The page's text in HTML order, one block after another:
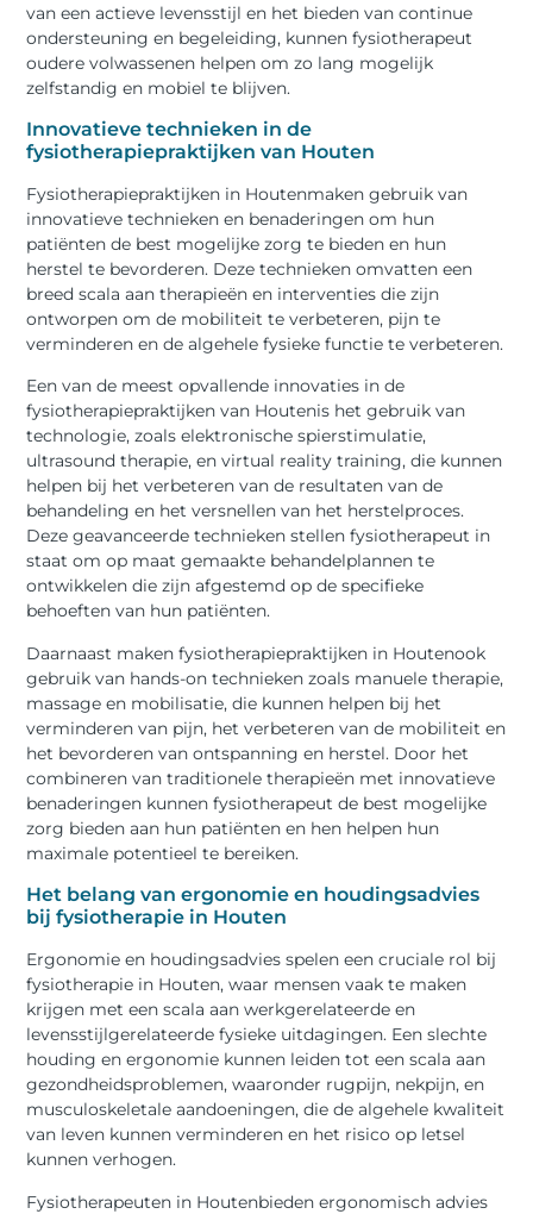
van een actieve levensstijl en het bieden van continue
ondersteuning en begeleiding, kunnen fysiotherapeut
oudere volwassenen helpen om zo lang mogelijk
zelfstandig en mobiel te blijven.
Innovatieve technieken in de
fysiotherapiepraktijken van Houten
Fysiotherapiepraktijken in Houtenmaken gebruik van
innovatieve technieken en benaderingen om hun
patiënten de best mogelijke zorg te bieden en hun
herstel te bevorderen. Deze technieken omvatten een
breed scala aan therapieën en interventies die zijn
ontworpen om de mobiliteit te verbeteren, pijn te
verminderen en de algehele fysieke functie te verbeteren.
Een van de meest opvallende innovaties in de
fysiotherapiepraktijken van Houtenis het gebruik van
technologie, zoals elektronische spierstimulatie,
ultrasound therapie, en virtual reality training, die kunnen
helpen bij het verbeteren van de resultaten van de
behandeling en het versnellen van het herstelproces.
Deze geavanceerde technieken stellen fysiotherapeut in
staat om op maat gemaakte behandelplannen te
ontwikkelen die zijn afgestemd op de specifieke
behoeften van hun patiënten.
Daarnaast maken fysiotherapiepraktijken in Houtenook
gebruik van hands-on technieken zoals manuele therapie,
massage en mobilisatie, die kunnen helpen bij het
verminderen van pijn, het verbeteren van de mobiliteit en
het bevorderen van ontspanning en herstel. Door het
combineren van traditionele therapieën met innovatieve
benaderingen kunnen fysiotherapeut de best mogelijke
zorg bieden aan hun patiënten en hen helpen hun
maximale potentieel te bereiken.
Het belang van ergonomie en houdingsadvies
bij fysiotherapie in Houten
Ergonomie en houdingsadvies spelen een cruciale rol bij
fysiotherapie in Houten, waar mensen vaak te maken
krijgen met een scala aan werkgerelateerde en
levensstijlgerelateerde fysieke uitdagingen. Een slechte
houding en ergonomie kunnen leiden tot een scala aan
gezondheidsproblemen, waaronder rugpijn, nekpijn, en
musculoskeletale aandoeningen, die de algehele kwaliteit
van leven kunnen verminderen en het risico op letsel
kunnen verhogen.
Fysiotherapeuten in Houtenbieden ergonomisch advies